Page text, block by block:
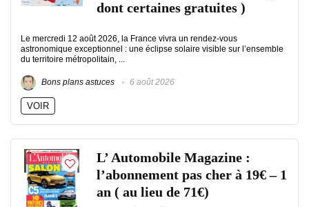
dont certaines gratuites )
Le mercredi 12 août 2026, la France vivra un rendez-vous
astronomique exceptionnel : une éclipse solaire visible sur l’ensemble
du territoire métropolitain, ...
Bons plans astuces 6 août 2026
VOIR
L’ Automobile Magazine :
l’abonnement pas cher à 19€ – 1
an ( au lieu de 71€)